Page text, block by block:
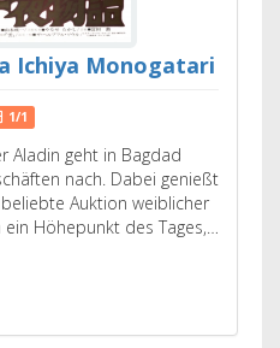
Ichiya Monogatari
1/1
Aladin geht in Bagdad
nach. Dabei genießt
Auktion weiblicher
Höhepunkt des Tages,…